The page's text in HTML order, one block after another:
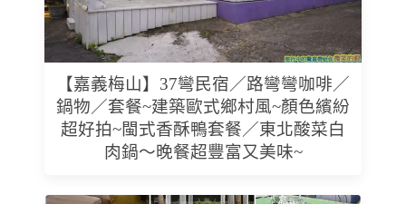
【嘉義梅山】37彎民宿／路彎彎咖啡／
鍋物／套餐~建築歐式鄉村風~顏色繽紛
超好拍~閩式香酥鴨套餐／東北酸菜白
肉鍋～晚餐超豐富又美味~